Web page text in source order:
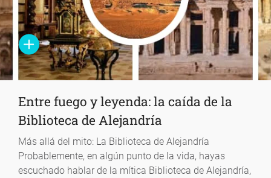
Entre fuego y leyenda: la caída de la
Biblioteca de Alejandría
Más allá del mito: La Biblioteca de Alejandría
Probablemente, en algún punto de la vida, hayas
escuchado hablar de la mítica Biblioteca de Alejandría,